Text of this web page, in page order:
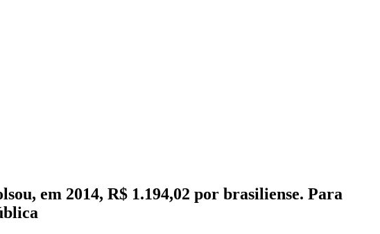
em 2014, R$ 1.194,02 por brasiliense. Para